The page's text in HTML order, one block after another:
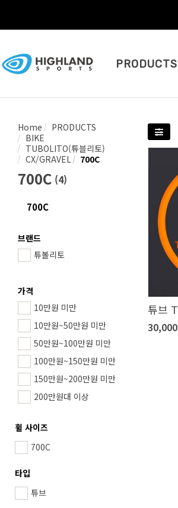
PRODUCTS
Home
PRODUCTS
BIKE
TUBOLITO(튜블리토)
CX/GRAVEL
700C
700C (4)
700C
브랜드
튜볼리토
가격
10만원 미만
10만원~50만원 미만
50만원~100만원 미만
100만원~150만원 미만
150만원~200만원 미만
200만원대 이상
휠 사이즈
700C
타입
튜브
튜브